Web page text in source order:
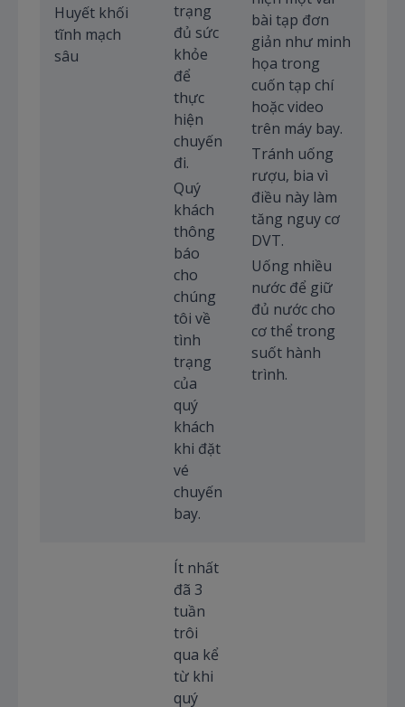
Huyết khối
tĩnh mạch
sâu
trạng
đủ sức
khỏe
để
thực
hiện
chuyến
đi.
Quý
khách
thông
báo
cho
chúng
tôi về
tình
trạng
của
quý
khách
khi đặt
vé
chuyến
bay.
bài tạp đơn
giản như minh
họa trong
cuốn tạp chí
hoặc video
trên máy bay.
Tránh uống
rượu, bia vì
điều này làm
tăng nguy cơ
DVT.
Uống nhiều
nước để giữ
đủ nước cho
cơ thể trong
suốt hành
trình.
Ít nhất
đã 3
tuần
trôi
qua kể
từ khi
quý